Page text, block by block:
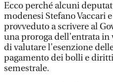
Ecco perché alcuni
modenesi Stefano Vaccari
provveduto a scrivere al
una proroga dell’entrata
di valutare l’esenzione
pagamento dei bolli e
semestrale.